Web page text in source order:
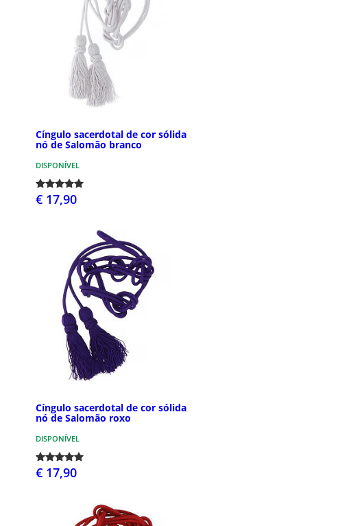
Cíngulo sacerdotal de cor sólida
nó de Salomão branco
DISPONÍVEL
€ 17,90
Cíngulo sacerdotal de cor sólida
nó de Salomão roxo
DISPONÍVEL
€ 17,90